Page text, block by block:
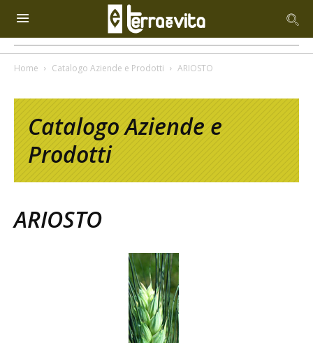
Home Catalogo Aziende e Prodotti ARIOSTO
Catalogo Aziende e
Prodotti
ARIOSTO